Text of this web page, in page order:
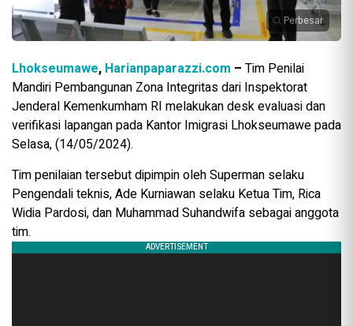
Perbesar
Lhokseumawe, Harianpaparazzi.com – Tim Penilai
Mandiri Pembangunan Zona Integritas dari Inspektorat
Jenderal Kemenkumham RI melakukan desk evaluasi dan
verifikasi lapangan pada Kantor Imigrasi Lhokseumawe pada
Selasa, (14/05/2024).
Tim penilaian tersebut dipimpin oleh Superman selaku
Pengendali teknis, Ade Kurniawan selaku Ketua Tim, Rica
Widia Pardosi, dan Muhammad Suhandwifa sebagai anggota
tim.